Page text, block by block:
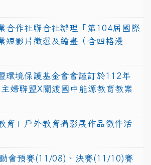
合作社聯合社辦理「第104屆國際
短影片徵選及繪畫（含四格漫
環境保護基金會會謹訂於112年
婦聯盟X關渡國中能源教育教案
育」戶外教育攝影展作品徵件活
會預賽(11/08)、決賽(11/10)賽